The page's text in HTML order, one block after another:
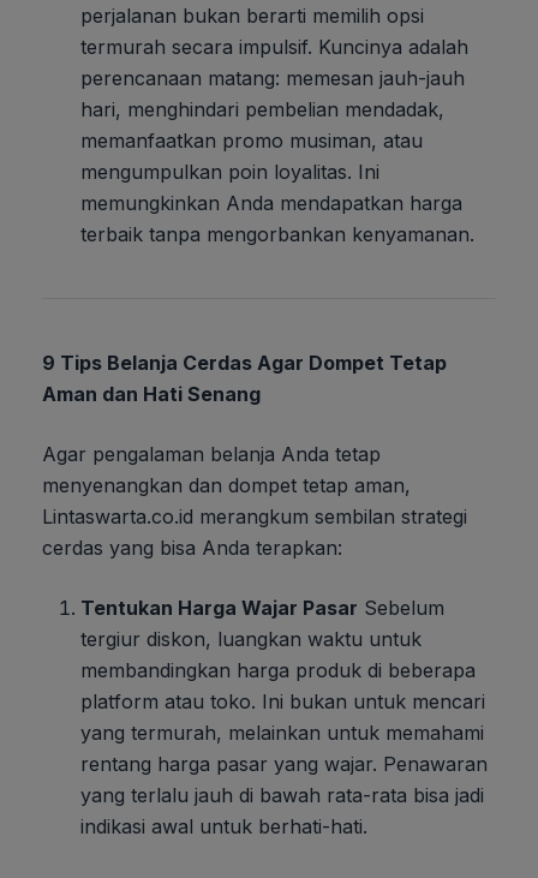
perjalanan bukan berarti memilih opsi
termurah secara impulsif. Kuncinya adalah
perencanaan matang: memesan jauh-jauh
hari, menghindari pembelian mendadak,
memanfaatkan promo musiman, atau
mengumpulkan poin loyalitas. Ini
memungkinkan Anda mendapatkan harga
terbaik tanpa mengorbankan kenyamanan.
9 Tips Belanja Cerdas Agar Dompet Tetap
Aman dan Hati Senang
Agar pengalaman belanja Anda tetap
menyenangkan dan dompet tetap aman,
Lintaswarta.co.id merangkum sembilan strategi
cerdas yang bisa Anda terapkan:
Tentukan Harga Wajar Pasar Sebelum
tergiur diskon, luangkan waktu untuk
membandingkan harga produk di beberapa
platform atau toko. Ini bukan untuk mencari
yang termurah, melainkan untuk memahami
rentang harga pasar yang wajar. Penawaran
yang terlalu jauh di bawah rata-rata bisa jadi
indikasi awal untuk berhati-hati.